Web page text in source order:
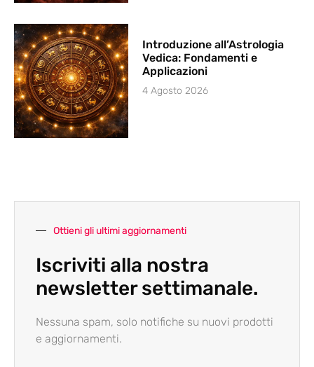
Introduzione all’Astrologia
Vedica: Fondamenti e
Applicazioni
4 Agosto 2026
Ottieni gli ultimi aggiornamenti
Iscriviti alla nostra
newsletter settimanale.
Nessuna spam, solo notifiche su nuovi prodotti
e aggiornamenti.